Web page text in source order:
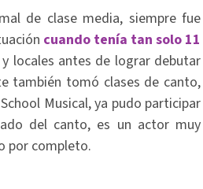
de clase media, siempre fue
cuando tenía tan solo 11
locales antes de lograr debutar
también tomó clases de canto,
Musical, ya pudo participar
del canto, es un actor muy
por completo.